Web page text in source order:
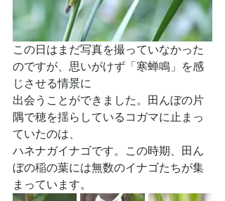
この日はまだ写真を撮っていなかった
のですが、思いがけず「寒蝉鳴」を感
じさせる情景に
出会うことができました。田んぼの片
隅で穂を揺らしているコガマに止まっ
ていたのは、
ハネナガイナゴです。この時期、田ん
ぼの稲の葉には無数のイナゴたちが集
まっています。